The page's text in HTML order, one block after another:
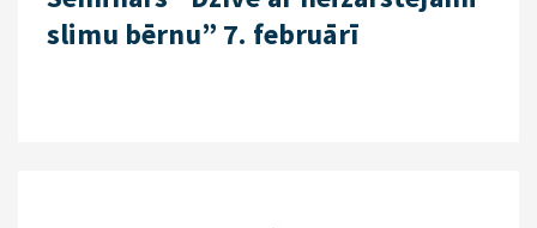
slimu bērnu” 7. februārī